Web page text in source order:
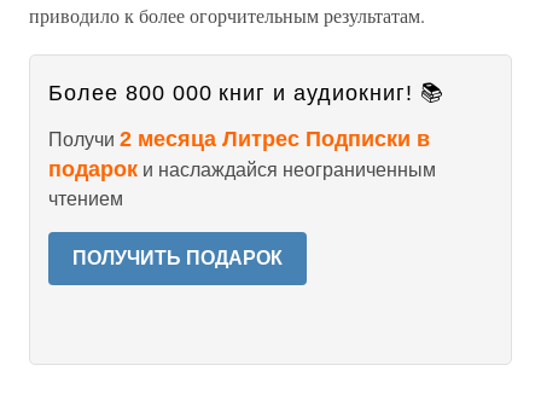
приводило к более огорчительным результатам.
Более 800 000 книг и аудиокниг! 📚
Получи 2 месяца Литрес Подписки в
подарок и наслаждайся неограниченным
чтением
ПОЛУЧИТЬ ПОДАРОК